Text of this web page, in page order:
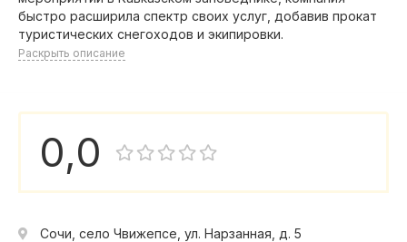
быстро расширила спектр своих услуг, добавив прокат
туристических снегоходов и экипировки.
Раскрыть описание
0,0
Сочи, село Чвижепсе, ул. Нарзанная, д. 5